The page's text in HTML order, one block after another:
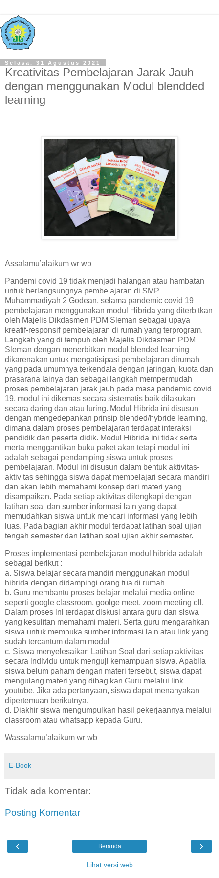
Selasa, 31 Agustus 2021
Kreativitas Pembelajaran Jarak Jauh
dengan menggunakan Modul blendded
learning
Assalamu’alaikum wr wb
Pandemi covid 19 tidak menjadi halangan atau hambatan
untuk berlangsungnya pembelajaran di SMP
Muhammadiyah 2 Godean, selama pandemic covid 19
pembelajaran menggunakan modul Hibrida yang diterbitkan
oleh Majelis Dikdasmen PDM Sleman sebagai upaya
kreatif-responsif pembelajaran di rumah yang terprogram.
Langkah yang di tempuh oleh Majelis Dikdasmen PDM
Sleman dengan menerbitkan modul blended learning
dikarenakan untuk mengatisipasi pembelajaran dirumah
yang pada umumnya terkendala dengan jaringan, kuota dan
prasarana lainya dan sebagai langkah mempermudah
proses pembelajaran jarak jauh pada masa pandemic covid
19, modul ini dikemas secara sistematis baik dilakukan
secara daring dan atau luring. Modul Hibrida ini disusun
dengan mengedepankan prinsip blended/hybride learning,
dimana dalam proses pembelajaran terdapat interaksi
pendidik dan peserta didik. Modul Hibrida ini tidak serta
merta menggantikan buku paket akan tetapi modul ini
adalah sebagai pendamping siswa untuk proses
pembelajaran. Modul ini disusun dalam bentuk aktivitas-
aktivitas sehingga siswa dapat mempelajari secara mandiri
dan akan lebih memahami konsep dari materi yang
disampaikan. Pada setiap aktivitas dilengkapi dengan
latihan soal dan sumber informasi lain yang dapat
memudahkan siswa untuk mencari informasi yang lebih
luas. Pada bagian akhir modul terdapat latihan soal ujian
tengah semester dan latihan soal ujian akhir semester.
Proses implementasi pembelajaran modul hibrida adalah
sebagai berikut :
a. Siswa belajar secara mandiri menggunakan modul
hibrida dengan didampingi orang tua di rumah.
b. Guru membantu proses belajar melalui media online
seperti google classroom, goolge meet, zoom meeting dll.
Dalam proses ini terdapat diskusi antara guru dan siswa
yang kesulitan memahami materi. Serta guru mengarahkan
siswa untuk membuka sumber informasi lain atau link yang
sudah tercantum dalam modul
c. Siswa menyelesaikan Latihan Soal dari setiap aktivitas
secara individu untuk menguji kemampuan siswa. Apabila
siswa belum paham dengan materi tersebut, siswa dapat
mengulang materi yang dibagikan Guru melalui link
youtube. Jika ada pertanyaan, siswa dapat menanyakan
dipertemuan berikutnya.
d. Diakhir siswa mengumpulkan hasil pekerjaannya melalui
classroom atau whatsapp kepada Guru.
Wassalamu’alaikum wr wb
E-Book
Tidak ada komentar:
Posting Komentar
‹ ›
Beranda
Lihat versi web